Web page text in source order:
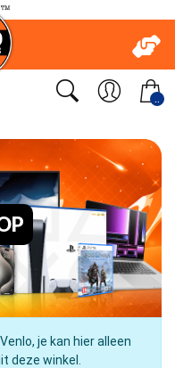
..
je kan hier alleen
deze winkel.